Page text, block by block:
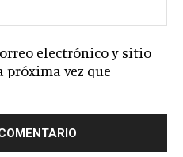
electrónico y sitio
próxima vez que